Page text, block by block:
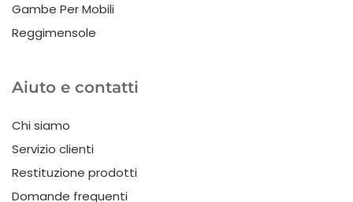
Gambe Per Mobili
Reggimensole
Aiuto e contatti
Chi siamo
Servizio clienti
Restituzione prodotti
Domande frequenti